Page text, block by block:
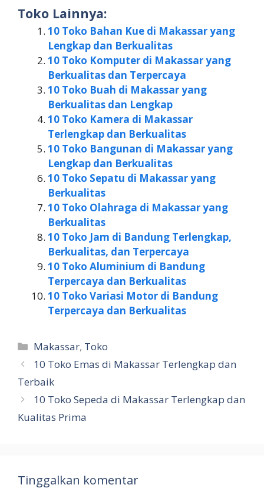
Toko Lainnya:
10 Toko Bahan Kue di Makassar yang
Lengkap dan Berkualitas
10 Toko Komputer di Makassar yang
Berkualitas dan Terpercaya
10 Toko Buah di Makassar yang
Berkualitas dan Lengkap
10 Toko Kamera di Makassar
Terlengkap dan Berkualitas
10 Toko Bangunan di Makassar yang
Lengkap dan Berkualitas
10 Toko Sepatu di Makassar yang
Berkualitas
10 Toko Olahraga di Makassar yang
Berkualitas
10 Toko Jam di Bandung Terlengkap,
Berkualitas, dan Terpercaya
10 Toko Aluminium di Bandung
Terpercaya dan Berkualitas
10 Toko Variasi Motor di Bandung
Terpercaya dan Berkualitas
Kategori
Makassar, Toko
10 Toko Emas di Makassar Terlengkap dan
Terbaik
10 Toko Sepeda di Makassar Terlengkap dan
Kualitas Prima
Tinggalkan komentar